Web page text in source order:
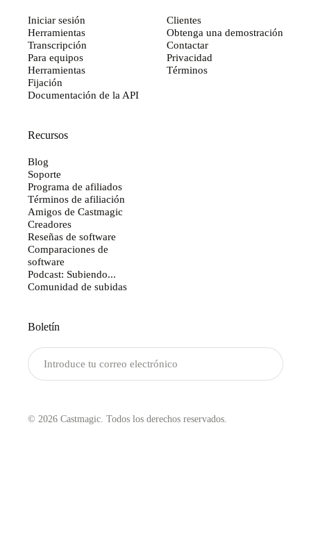
Iniciar sesión
Herramientas
Transcripción
Para equipos
Herramientas
Fijación
Documentación de la API
Clientes
Obtenga una demostración
Contactar
Privacidad
Términos
Recursos
Blog
Soporte
Programa de afiliados
Términos de afiliación
Amigos de Castmagic
Creadores
Reseñas de software
Comparaciones de
software
Podcast: Subiendo...
Comunidad de subidas
Boletín
© 2026 Castmagic. Todos los derechos reservados.